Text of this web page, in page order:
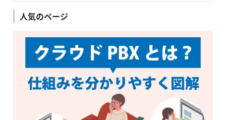
人気のページ